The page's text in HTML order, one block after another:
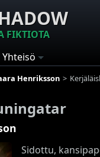
FIKTIOTA
Yhteisö
Henriksson
Sidottu,